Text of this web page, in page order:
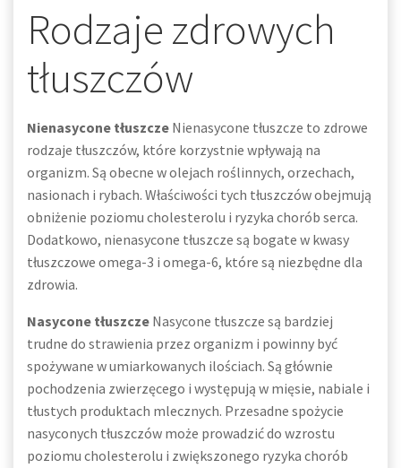
Rodzaje zdrowych
tłuszczów
Nienasycone tłuszcze Nienasycone tłuszcze to zdrowe
rodzaje tłuszczów, które korzystnie wpływają na
organizm. Są obecne w olejach roślinnych, orzechach,
nasionach i rybach. Właściwości tych tłuszczów obejmują
obniżenie poziomu cholesterolu i ryzyka chorób serca.
Dodatkowo, nienasycone tłuszcze są bogate w kwasy
tłuszczowe omega-3 i omega-6, które są niezbędne dla
zdrowia.
Nasycone tłuszcze Nasycone tłuszcze są bardziej
trudne do strawienia przez organizm i powinny być
spożywane w umiarkowanych ilościach. Są głównie
pochodzenia zwierzęcego i występują w mięsie, nabiale i
tłustych produktach mlecznych. Przesadne spożycie
nasyconych tłuszczów może prowadzić do wzrostu
poziomu cholesterolu i zwiększonego ryzyka chorób